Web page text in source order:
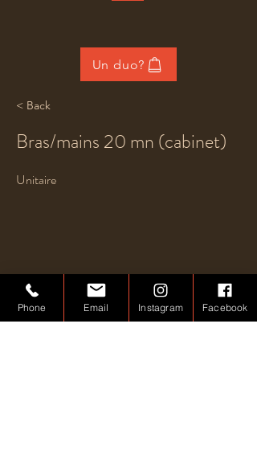
Un duo?
< Back
Bras/mains 20 mn (cabinet)
Unitaire
Phone Email Instagram Facebook